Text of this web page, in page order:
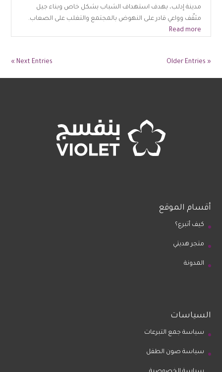
مدينة إدلب، بهدف استهداف الشباب بشكل خاص وبناء جيل
مثقّف وواعي قادر على النهوض بالمجتمع والتغلب على الصعاب.
Read more
« Older Entries
Next Entries »
أقسام الموقع
كيف أتبرع؟
متجر هديتي
المدونة
السياسات
سياسة جمع التبرعات
سياسة صون الطفل